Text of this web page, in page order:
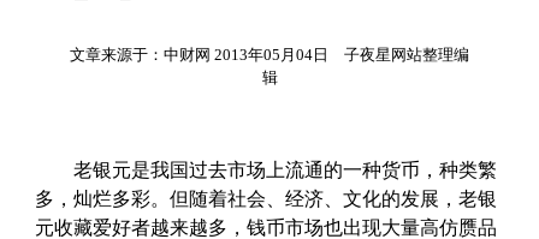
文章来源于：中财网 2013年05月04日 子夜星网站整理编
辑
老银元是我国过去市场上流通的一种货币，种类繁
多，灿烂多彩。但随着社会、经济、文化的发展，老银
元收藏爱好者越来越多，钱币市场也出现大量高仿赝品